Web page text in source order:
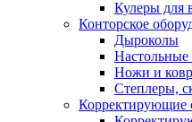
Кулеры для
Конторское
Дыроколы
Ножи и
Степлеры,
Корректирующие